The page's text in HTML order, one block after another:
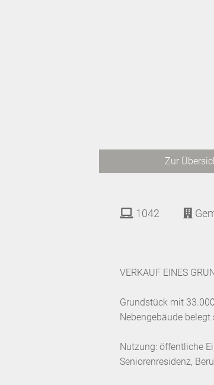
Zur
1042
VERKAUF EINES
Grundstück mit
Nebengebäude belegt
Nutzung: öffentliche
Seniorenresidenz,